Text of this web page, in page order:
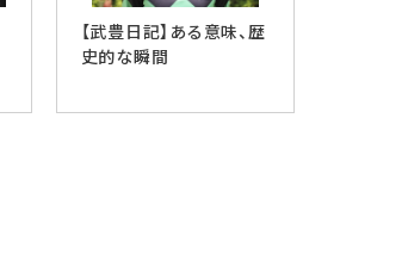
【武豊日記】ある意味、歴
史的な瞬間